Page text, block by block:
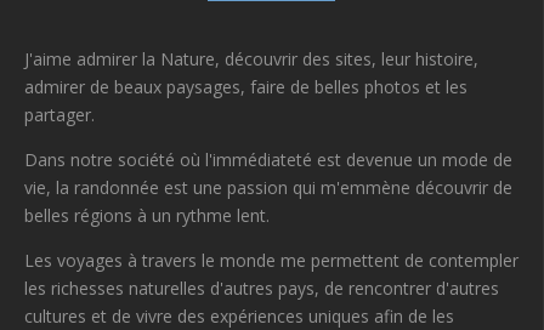
J'aime admirer la Nature, découvrir des sites, leur histoire,
admirer de beaux paysages, faire de belles photos et les
partager.
Dans notre société où l'immédiateté est devenue un mode de
vie, la randonnée est une passion qui m'emmène découvrir de
belles régions à un rythme lent.
Les voyages à travers le monde me permettent de contempler
les richesses naturelles d'autres pays, de rencontrer d'autres
cultures et de vivre des expériences uniques afin de les